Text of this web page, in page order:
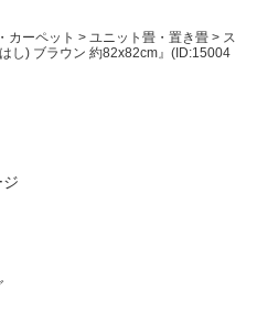
カーペット > ユニット畳・置き畳> ス
し) ブラウン 約82x82cm』(ID:15004